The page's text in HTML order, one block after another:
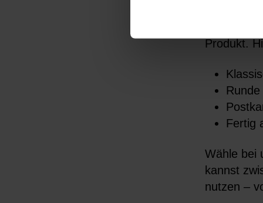
Wenn Du
Auswahl
Produkt.
Fertig
Wähle bei
kannst
nutzen –